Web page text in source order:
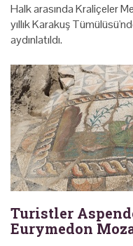
Halk arasında Kraliçeler
yıllık Karakuş
aydınlatıldı.
Turistler
Eurymedon